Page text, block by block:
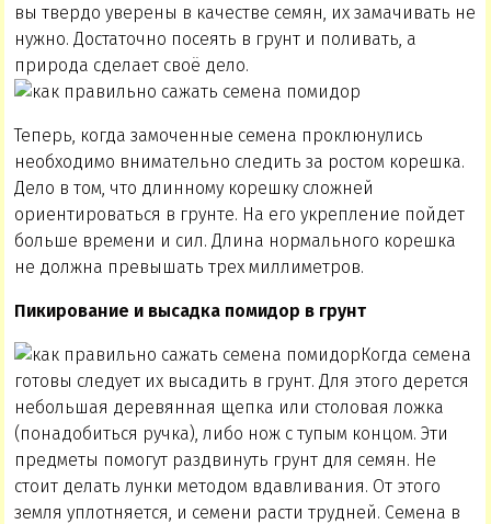
вы твердо уверены в качестве семян, их замачивать не
нужно. Достаточно посеять в грунт и поливать, а
природа сделает своё дело.
Теперь, когда замоченные семена проклюнулись
необходимо внимательно следить за ростом корешка.
Дело в том, что длинному корешку сложней
ориентироваться в грунте. На его укрепление пойдет
больше времени и сил. Длина нормального корешка
не должна превышать трех миллиметров.
Пикирование и высадка помидор в грунт
Когда семена
готовы следует их высадить в грунт. Для этого дерется
небольшая деревянная щепка или столовая ложка
(понадобиться ручка), либо нож с тупым концом. Эти
предметы помогут раздвинуть грунт для семян. Не
стоит делать лунки методом вдавливания. От этого
земля уплотняется, и семени расти трудней. Семена в